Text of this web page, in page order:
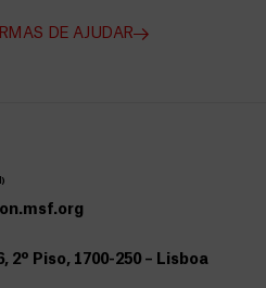
DE AJUDAR
2º Piso, 1700-250 – Lisboa